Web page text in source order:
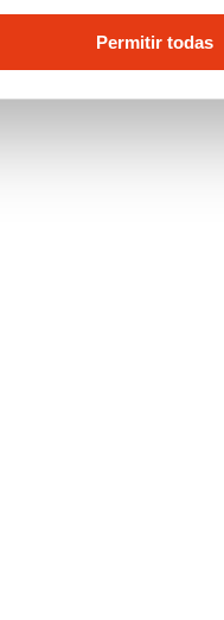
Permitir todas